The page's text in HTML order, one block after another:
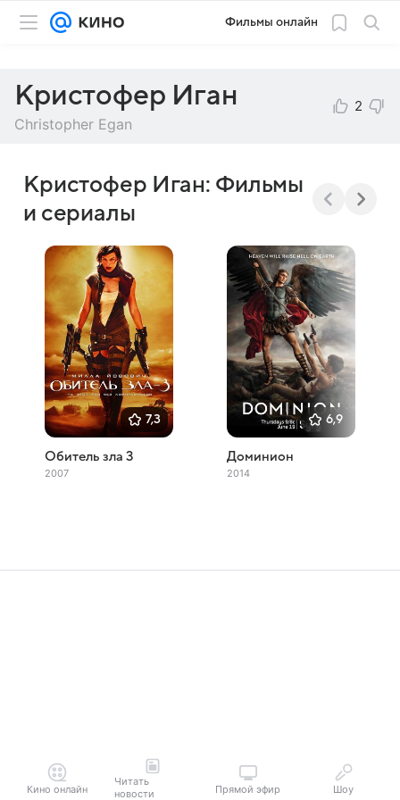
Фильмы онлайн
Кристофер Иган
Christopher Egan
2
Кристофер Иган: Фильмы
и сериалы
7,3
Обитель зла 3
2007
6,9
Доминион
2014
Кино онлайн
Читать
новости
Прямой эфир Шоу